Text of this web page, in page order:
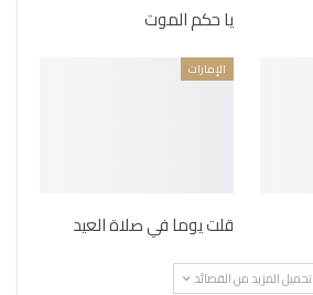
يا حكم الموت
الإمارات
قلت يوما في صلاة العيد
تحميل المزيد من القصائد